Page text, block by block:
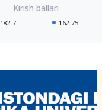
182.7 162.75